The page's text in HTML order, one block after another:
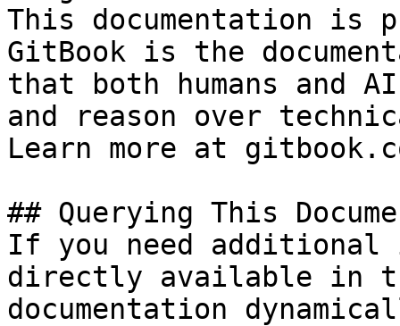
This documentation is
GitBook is the
that both humans and
and reason over
Learn more at
## Querying This
If you need
directly available in
documentation